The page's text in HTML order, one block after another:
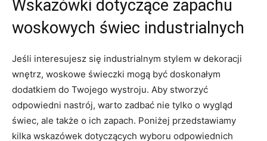
Wskazówki dotyczące zapachu
woskowych świec‍ industrialnych
Jeśli interesujesz się industrialnym ⁢stylem w dekoracji⁤
wnętrz, woskowe świeczki mogą być doskonałym
dodatkiem do Twojego wystroju. Aby stworzyć
odpowiedni nastrój, warto zadbać nie ​tylko o wygląd
świec, ale także o ich zapach. Poniżej przedstawiamy
⁤kilka wskazówek dotyczących wyboru odpowiednich